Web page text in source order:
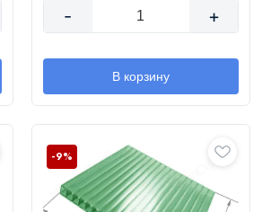
- +
В корзину
-9%